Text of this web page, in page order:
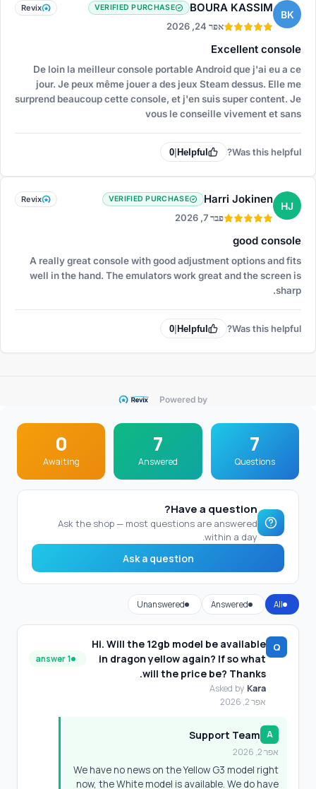
BK
BOURA KASSIM
VERIFIED PURCHASE
אפר 24, 2026
Revix
Excellent console
De loin la meilleur console portable Android que j'ai eu a ce
jour. Je peux même jouer a des jeux Steam dessus. Elle me
surprend beaucoup cette console, et j'en suis super content. Je
vous le conseille vivement et sans
Was this helpful?
Helpful
|
0
HJ
Harri Jokinen
VERIFIED PURCHASE
פבר 7, 2026
Revix
good console
A really great console with good adjustment options and fits
well in the hand. The emulators work great and the screen is
sharp.
Was this helpful?
Helpful
|
0
Powered by